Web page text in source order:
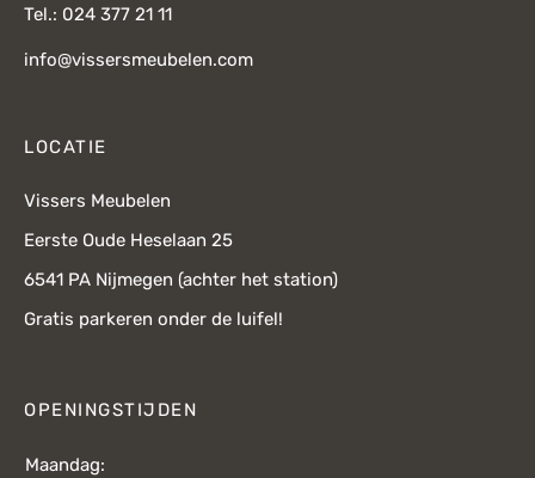
Tel.: 024 377 21 11
info@vissersmeubelen.com
LOCATIE
Vissers Meubelen
Eerste Oude Heselaan 25
6541 PA Nijmegen (achter het station)
Gratis parkeren onder de luifel!
OPENINGSTIJDEN
Maandag: